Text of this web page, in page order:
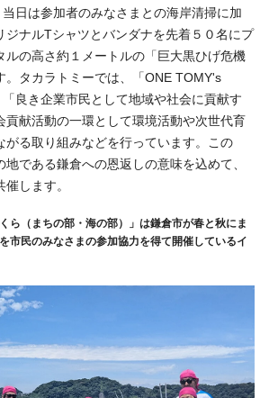
日は参加者のみなさまとの海岸清掃に加
ジナルTシャツとバンダナを先着５０名にプ
ルの高さ約１メートルの「巨大黒ひげ危機
。タカラトミーでは、「ONE TOMY's
「良き企業市民として地域や社会に貢献す
貢献活動の一環として環境活動や次世代育
がる取り組みなどを行っています。この
である鎌倉への恩返しの意味を込めて、
します。
ら（まちの部・海の部）」は鎌倉市が春と秋にま
市民のみなさまの参加協力を得て開催しているイ